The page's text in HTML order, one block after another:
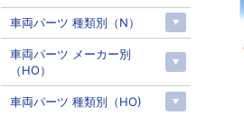
車両パーツ 種類別（N）
車両パーツ メーカー別
（HO）
車両パーツ 種類別（HO)